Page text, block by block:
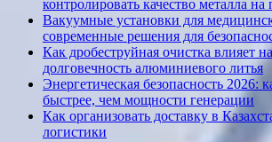
контролировать качество металла на
Вакуумные установки для
современные решения для
Как дробеструйная очистка влияет
долговечность алюминиевого литья
Энергетическая безопасность 2026:
быстрее, чем мощности генерации
Как организовать доставку в
логистики